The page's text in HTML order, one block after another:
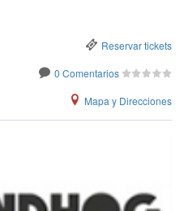
Reservar tickets
0 Comentarios
Mapa y Direcciones